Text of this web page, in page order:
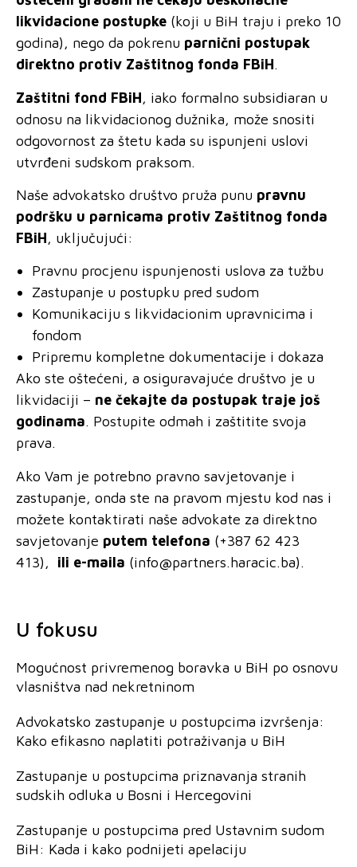
likvidacione postupke (koji u BiH traju i preko 10
godina), nego da pokrenu parnični postupak
direktno protiv Zaštitnog fonda FBiH.
Zaštitni fond FBiH, iako formalno subsidiaran u
odnosu na likvidacionog dužnika, može snositi
odgovornost za štetu kada su ispunjeni uslovi
utvrđeni sudskom praksom.
Naše advokatsko društvo pruža punu pravnu
podršku u parnicama protiv Zaštitnog fonda
FBiH, uključujući:
Pravnu procjenu ispunjenosti uslova za tužbu
Zastupanje u postupku pred sudom
Komunikaciju s likvidacionim upravnicima i
fondom
Pripremu kompletne dokumentacije i dokaza
Ako ste oštećeni, a osiguravajuće društvo je u
likvidaciji – ne čekajte da postupak traje još
godinama. Postupite odmah i zaštitite svoja
prava.
Ako Vam je potrebno pravno savjetovanje i
zastupanje, onda ste na pravom mjestu kod nas i
možete kontaktirati naše advokate za direktno
savjetovanje putem telefona (+387 62 423
413),
ili e-maila (info@partners.haracic.ba).
U fokusu
Mogućnost privremenog boravka u BiH po osnovu
vlasništva nad nekretninom
Advokatsko zastupanje u postupcima izvršenja:
Kako efikasno naplatiti potraživanja u BiH
Zastupanje u postupcima priznavanja stranih
sudskih odluka u Bosni i Hercegovini
Zastupanje u postupcima pred Ustavnim sudom
BiH: Kada i kako podnijeti apelaciju